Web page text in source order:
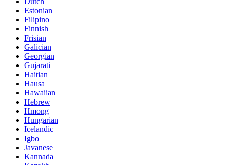
Estonian
Filipino
Finnish
Frisian
Galician
Georgian
Gujarati
Haitian
Hausa
Hawaiian
Hebrew
Hmong
Hungarian
Icelandic
Igbo
Javanese
Kannada